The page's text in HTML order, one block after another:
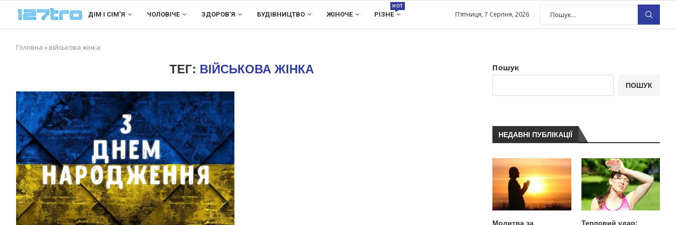
ДІМ І СІМʼЯ ЧОЛОВІЧЕ ЗДОРОВ’Я БУДІВНИЦТВО ЖІНОЧЕ РІЗНЕ
HOT
П’ятниця, 7 Серпня, 2026
Головна » військова жінка
ТЕГ: ВІЙСЬКОВА ЖІНКА Пошук
ПОШУК
НЕДАВНІ ПУБЛІКАЦІЇ
Молитва за Тепловий удар: